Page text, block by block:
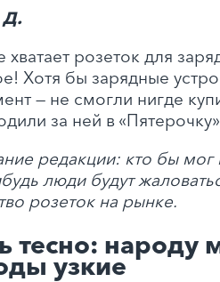
Д.
хватает розеток для
Хотя бы зарядные
— не смогли нигде
за ней в
редакции:кто бы мог
люди будут
розеток на рынке.
тесно: народу
узкие